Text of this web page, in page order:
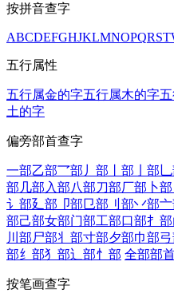
按拼音查字
ABCDEFGHJKLMNOPQRST
五行属性
五行属金的字五行属木的字
土的字
偏旁部首查字
一部乙部乛部 丿部 丨部 亅部
部 几部 入部八部刀部厂部 卜部
讠部廴部 卩部㔾部 刂部丷部
部己部女部门部工部口部扌部
川部尸部丬部寸部夕部巾部
部纟部犭部辶部忄部 全部部
按笔画查字